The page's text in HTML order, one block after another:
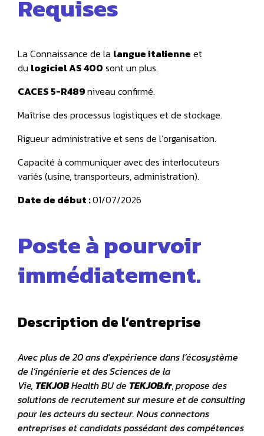
Requises
La Connaissance de la langue italienne et
du logiciel AS 400 sont un plus.
CACES 5-R489niveau confirmé.
Maîtrise des processus logistiques et de stockage.
Rigueur administrative et sens de l’organisation.
Capacité à communiquer avec des interlocuteurs
variés (usine, transporteurs, administration).
Date de début :01/07/2026
Poste à pourvoir
immédiatement.
Description de l’entreprise
Avec plus de 20 ans d’expérience dans l’écosystème
de l’ingénierie et des Sciences de la
Vie, TEKJOBHealth BU de TEKJOB.fr,propose des
solutions de recrutement sur mesure et de consulting
pour les acteurs du secteur. Nous connectons
entreprises et candidats possédant des compétences